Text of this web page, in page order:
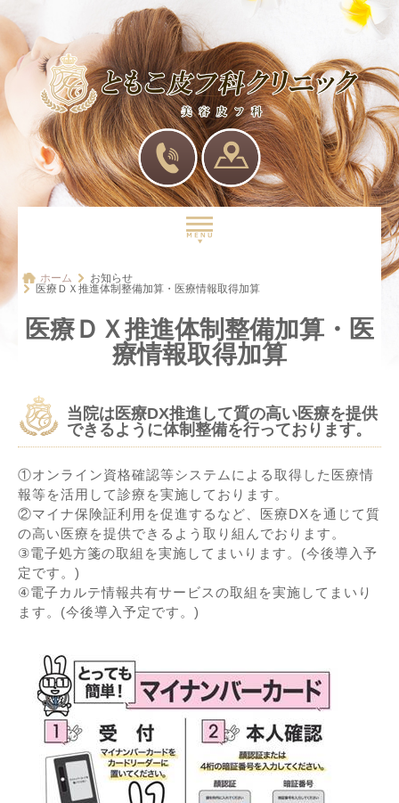
ドクター・医院紹介
診察の流れ
診療メニュー
求人情報
ホーム
お知らせ
医療ＤＸ推進体制整備加算・医療情報取得加算
医療ＤＸ推進体制整備加算・医
療情報取得加算
当院は医療DX推進して質の高い医療を提供
できるように体制整備を行っております。
①オンライン資格確認等システムによる取得した医療情
報等を活用して診療を実施しております。
②マイナ保険証利用を促進するなど、医療DXを通じて質
の高い医療を提供できるよう取り組んでおります。
③電子処方箋の取組を実施してまいります。(今後導入予
定です。)
④電子カルテ情報共有サービスの取組を実施してまいり
ます。(今後導入予定です。)